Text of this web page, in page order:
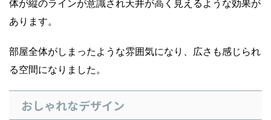
体が縦のラインが意識され天井が高く見えるような効果が
あります。
部屋全体がしまったような雰囲気になり、広さも感じられ
る空間になりました。
おしゃれなデザイン